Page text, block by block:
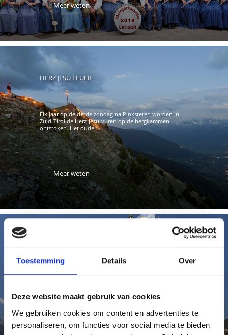
Toestemming Details Over
Deze website maakt gebruik van cookies
We gebruiken cookies om content en advertenties te
personaliseren, om functies voor social media te bieden
Meer weten
HERZ JESU FEUER
Elk jaar op de derde zondag na Pinksteren worden in
Zuid-Tirol de Herz-Jesu-vuren op de bergkammen
ontstoken. Het oude ...
Meer weten
PROCESSIES
Indrukwekkend is ...